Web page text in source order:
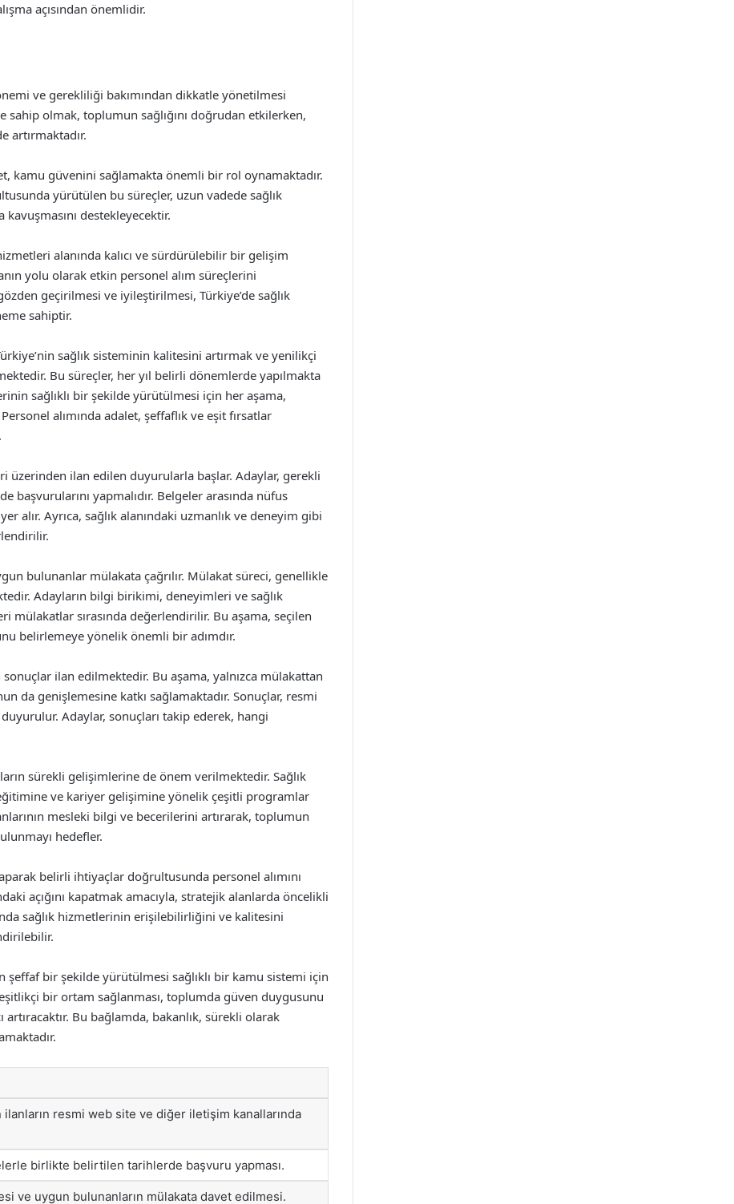
açısından önemlidir.
ve gerekliliği bakımından dikkatle yönetilmesi
sahip olmak, toplumun sağlığını doğrudan etkilerken,
artırmaktadır.
kamu güvenini sağlamakta önemli bir rol oynamaktadır.
yürütülen bu süreçler, uzun vadede sağlık
destekleyecektir.
alanında kalıcı ve sürdürülebilir bir gelişim
yolu olarak etkin personel alım süreçlerini
geçirilmesi ve iyileştirilmesi, Türkiye’de sağlık
sahiptir.
sağlık sisteminin kalitesini artırmak ve yenilikçi
Bu süreçler, her yıl belirli dönemlerde yapılmakta
sağlıklı bir şekilde yürütülmesi için her aşama,
alımında adalet, şeffaflık ve eşit fırsatlar
üzerinden ilan edilen duyurularla başlar. Adaylar, gerekli
yapmalıdır. Belgeler arasında nüfus
alır. Ayrıca, sağlık alanındaki uzmanlık ve deneyim gibi
bulunanlar mülakata çağrılır. Mülakat süreci, genellikle
Adayların bilgi birikimi, deneyimleri ve sağlık
mülakatlar sırasında değerlendirilir. Bu aşama, seçilen
belirlemeye yönelik önemli bir adımdır.
ilan edilmektedir. Bu aşama, yalnızca mülakattan
da genişlemesine katkı sağlamaktadır. Sonuçlar, resmi
Adaylar, sonuçları takip ederek, hangi
sürekli gelişimlerine de önem verilmektedir. Sağlık
eğitimine ve kariyer gelişimine yönelik çeşitli programlar
mesleki bilgi ve becerilerini artırarak, toplumun
hedefler.
belirli ihtiyaçlar doğrultusunda personel alımını
açığını kapatmak amacıyla, stratejik alanlarda öncelikli
sağlık hizmetlerinin erişilebilirliğini ve kalitesini
şeffaf bir şekilde yürütülmesi sağlıklı bir kamu sistemi için
bir ortam sağlanması, toplumda güven duygusunu
Bu bağlamda, bakanlık, sürekli olarak
ilanların resmi web site ve diğer iletişim kanallarında
birlikte belirtilen tarihlerde başvuru yapması.
ve uygun bulunanların mülakata davet edilmesi.